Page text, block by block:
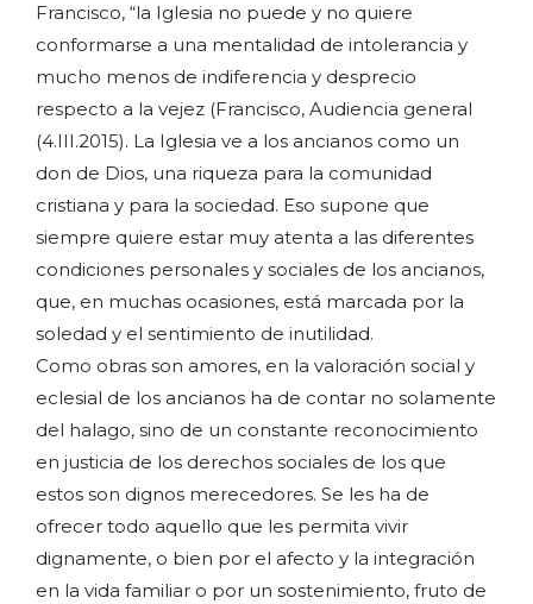
Francisco, “la Iglesia no puede y no quiere
conformarse a una mentalidad de intolerancia y
mucho menos de indiferencia y desprecio
respecto a la vejez (Francisco, Audiencia general
(4.III.2015). La Iglesia ve a los ancianos como un
don de Dios, una riqueza para la comunidad
cristiana y para la sociedad. Eso supone que
siempre quiere estar muy atenta a las diferentes
condiciones personales y sociales de los ancianos,
que, en muchas ocasiones, está marcada por la
soledad y el sentimiento de inutilidad.
Como obras son amores, en la valoración social y
eclesial de los ancianos ha de contar no solamente
del halago, sino de un constante reconocimiento
en justicia de los derechos sociales de los que
estos son dignos merecedores. Se les ha de
ofrecer todo aquello que les permita vivir
dignamente, o bien por el afecto y la integración
en la vida familiar o por un sostenimiento, fruto de